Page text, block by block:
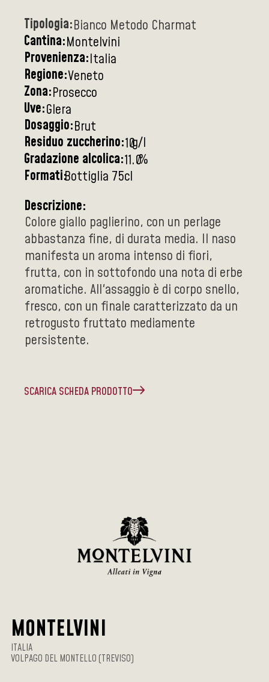
Tipologia:Bianco Metodo Charmat
Cantina:Montelvini
Provenienza:Italia
Regione:Veneto
Zona:Prosecco
Uve:Glera
Dosaggio:Brut
Residuo zuccherino:10g/l
Gradazione alcolica:11.0%
Formati:Bottiglia 75cl
Descrizione:
Colore giallo paglierino, con un perlage
abbastanza fine, di durata media. Il naso
manifesta un aroma intenso di fiori,
frutta, con in sottofondo una nota di erbe
aromatiche. All'assaggio è di corpo snello,
fresco, con un finale caratterizzato da un
retrogusto fruttato mediamente
persistente.
SCARICA SCHEDA PRODOTTO
MONTELVINI
ITALIA
VOLPAGO DEL MONTELLO (TREVISO)